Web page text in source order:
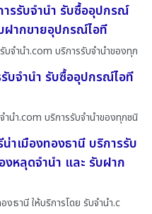
รรับจำนำ รับซื้ออุปกรณ์
ฝากขายอุปกรณ์ไอที
จํานํา.com บริการรับจำนำของทุก
บจำนำ รับซื้ออุปกรณ์ไอที
านํา.com บริการรับจำนำของทุกชนิ
เมืองทองธานี บริการรับ
หลุดจำนำ และ รับฝาก
ธานี ให้บริการโดย รับจํานํา.c